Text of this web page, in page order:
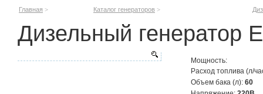
Главная > Каталог генераторов >
Дизельный генератор
Мощность:
Расход топлива (л/
Объем бака (л): 60